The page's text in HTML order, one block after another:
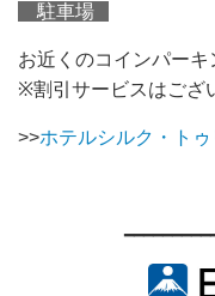
駐車場
お近くのコインパーキ
※割引サービスはござ
>>ホテルシルク・ト